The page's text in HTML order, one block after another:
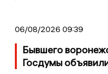
06/08/2026 09:39
Бывшего
Госдумы